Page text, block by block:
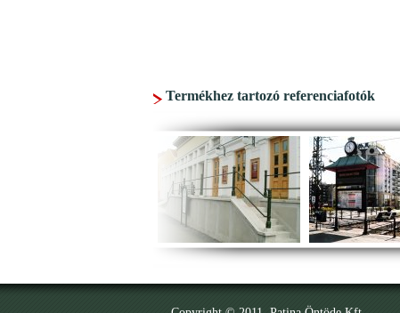
Termékhez tartozó referenciafotók